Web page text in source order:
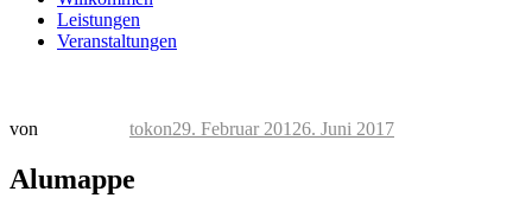
Leistungen
Veranstaltungen
Veröffentlicht
29. Februar 20126. Juni 2017
von tokon
Alumappe